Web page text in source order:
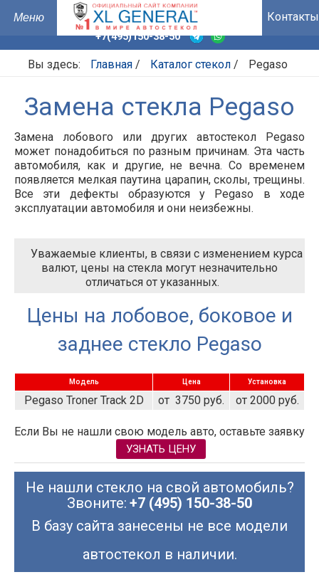
Контакты
+7(495)150-38-50
Вы здесь: Главная / Каталог стекол / Pegaso
Замена стекла Pegaso
Замена лобового или других автостекол Pegaso
может понадобиться по разным причинам. Эта часть
автомобиля, как и другие, не вечна. Со временем
появляется мелкая паутина царапин, сколы, трещины.
Все эти дефекты образуются у Pegaso в ходе
эксплуатации автомобиля и они неизбежны.
Уважаемые клиенты, в связи с изменением курса
валют, цены на стекла могут незначительно
отличаться от указанных.
Цены на лобовое, боковое и
заднее стекло Pegaso
Модель Цена Установка
Pegaso Troner Track 2D от 3750 руб. от 2000 руб.
Если Вы не нашли свою модель авто, оставьте заявку
УЗНАТЬ ЦЕНУ
Не нашли стекло на свой автомобиль?
Звоните: +7 (495) 150-38-50
В базу сайта занесены не все модели
автостекол в наличии.